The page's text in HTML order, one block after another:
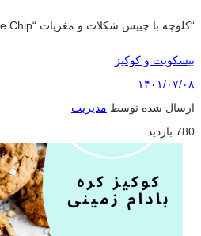
“کلوچه با چیپس شکلات و مغزیات “Chocolate Chip…
بیسکویت و کوکیز
۱۴۰۱/۰۷/۰۸
ارسال شده توسط مدیریت
780 بازدید